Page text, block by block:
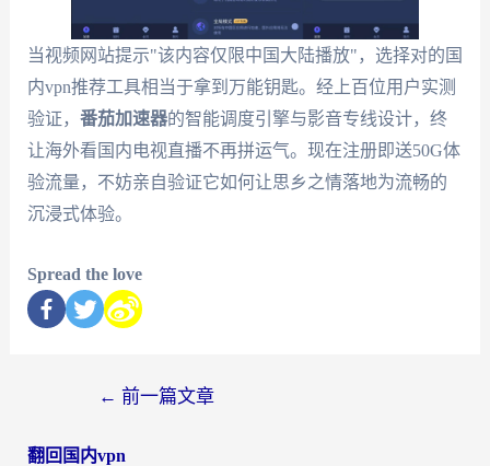
当视频网站提示"该内容仅限中国大陆播放"，选择对的国
内vpn推荐工具相当于拿到万能钥匙。经上百位用户实测
验证， 番茄加速器的智能调度引擎与影音专线设计，终
让海外看国内电视直播不再拼运气。现在注册即送50G体
验流量，不妨亲自验证它如何让思乡之情落地为流畅的
沉浸式体验。
Spread the love
← 前一篇文章
翻回国内vpn